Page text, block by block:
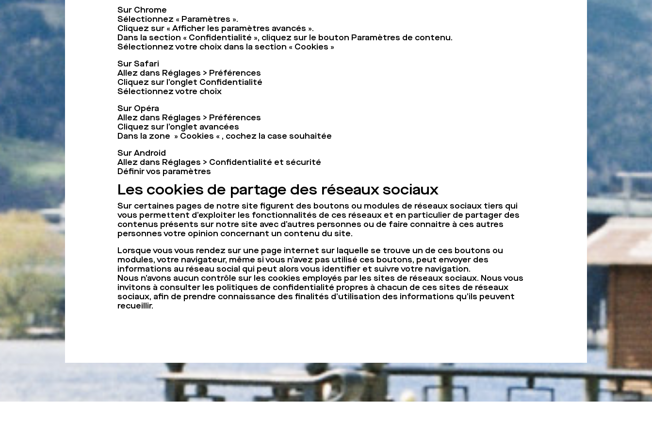
Sur Chrome
Sélectionnez « Paramètres ».
Cliquez sur « Afficher les paramètres avancés ».
Dans la section « Confidentialité », cliquez sur le bouton Paramètres de contenu.
Sélectionnez votre choix dans la section « Cookies »
Sur Safari
Allez dans Réglages > Préférences
Cliquez sur l’onglet Confidentialité
Sélectionnez votre choix
Sur Opéra
Allez dans Réglages > Préférences
Cliquez sur l’onglet avancées
Dans la zone » Cookies « , cochez la case souhaitée
Sur Android
Allez dans Réglages > Confidentialité et sécurité
Définir vos paramètres
Les cookies de partage des réseaux sociaux
Sur certaines pages de notre site figurent des boutons ou modules de réseaux sociaux tiers qui
vous permettent d’exploiter les fonctionnalités de ces réseaux et en particulier de partager des
contenus présents sur notre site avec d’autres personnes ou de faire connaitre à ces autres
personnes votre opinion concernant un contenu du site.
Lorsque vous vous rendez sur une page internet sur laquelle se trouve un de ces boutons ou
modules, votre navigateur, même si vous n’avez pas utilisé ces boutons, peut envoyer des
informations au réseau social qui peut alors vous identifier et suivre votre navigation.
Nous n’avons aucun contrôle sur les cookies employés par les sites de réseaux sociaux. Nous vous
invitons à consulter les politiques de confidentialité propres à chacun de ces sites de réseaux
sociaux, afin de prendre connaissance des finalités d’utilisation des informations qu’ils peuvent
recueillir.